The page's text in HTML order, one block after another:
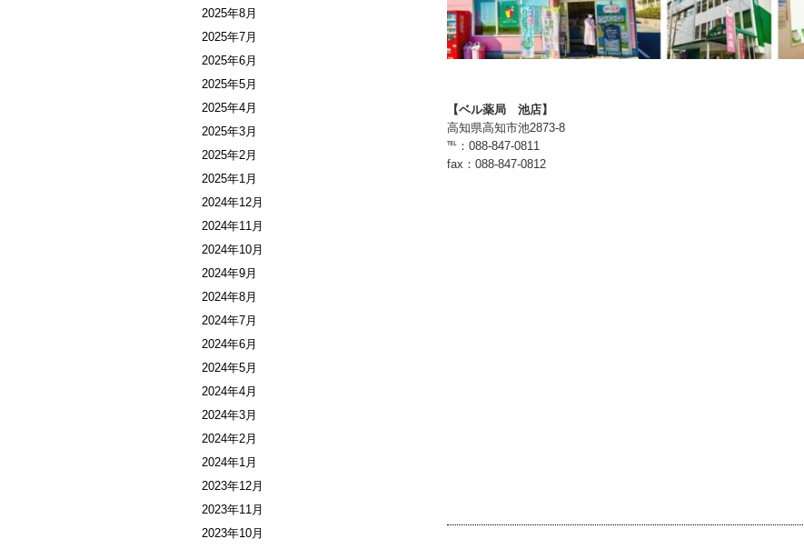
【ベル薬局 池店】
高知県高知市池2873-8
℡：088-847-0811
fax：088-847-0812
2025年8月
2025年7月
2025年6月
2025年5月
2025年4月
2025年3月
2025年2月
2025年1月
2024年12月
2024年11月
2024年10月
2024年9月
2024年8月
2024年7月
2024年6月
2024年5月
2024年4月
2024年3月
2024年2月
2024年1月
2023年12月
2023年11月
2023年10月